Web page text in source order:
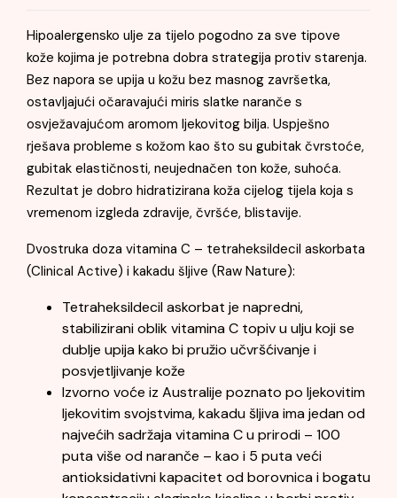
Hipoalergensko ulje za tijelo pogodno za sve tipove
kože kojima je potrebna dobra strategija protiv starenja.
Bez napora se upija u kožu bez masnog završetka,
ostavljajući očaravajući miris slatke naranče s
osvježavajućom aromom ljekovitog bilja. Uspješno
rješava probleme s kožom kao što su gubitak čvrstoće,
gubitak elastičnosti, neujednačen ton kože, suhoća.
Rezultat je dobro hidratizirana koža cijelog tijela koja s
vremenom izgleda zdravije, čvršće, blistavije.
Dvostruka doza vitamina C – tetraheksildecil askorbata
(Clinical Active) i kakadu šljive (Raw Nature):
Tetraheksildecil askorbat je napredni,
stabilizirani oblik vitamina C topiv u ulju koji se
dublje upija kako bi pružio učvršćivanje i
posvjetljivanje kože
Izvorno voće iz Australije poznato po ljekovitim
ljekovitim svojstvima, kakadu šljiva ima jedan od
najvećih sadržaja vitamina C u prirodi – 100
puta više od naranče – kao i 5 puta veći
antioksidativni kapacitet od borovnica i bogatu